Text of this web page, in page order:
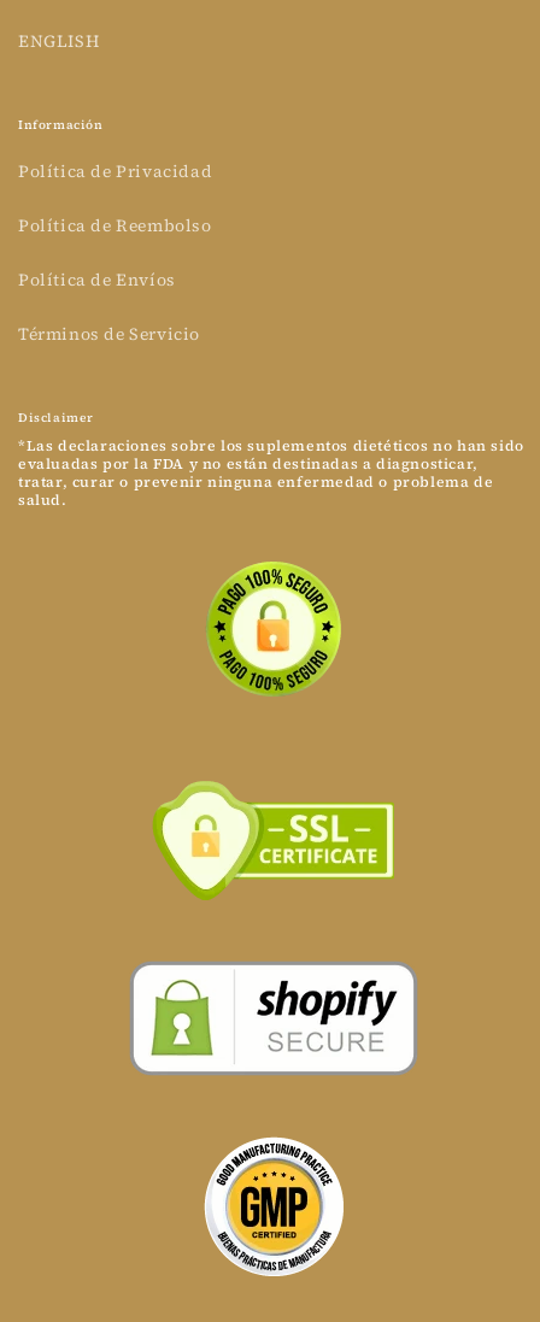
ENGLISH
Información
Política de Privacidad
Política de Reembolso
Política de Envíos
Términos de Servicio
Disclaimer
*Las declaraciones sobre los suplementos dietéticos no han sido
evaluadas por la FDA y no están destinadas a diagnosticar,
tratar, curar o prevenir ninguna enfermedad o problema de
salud.